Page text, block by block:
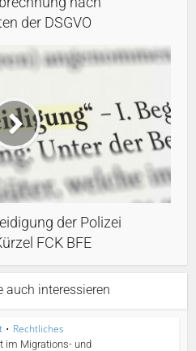
der DSGVO
der Polizei
FCK BFE
auch interessieren
• Rechtliches
im Migrations- und